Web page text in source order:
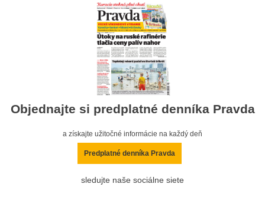
Objednajte si predplatné denníka Pravda
a získajte užitočné informácie na každý deň
Predplatné denníka Pravda
sledujte naše sociálne siete